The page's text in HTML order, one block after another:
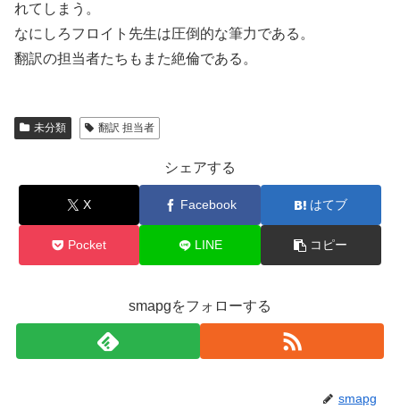
れてしまう。
なにしろフロイト先生は圧倒的な筆力である。
翻訳の担当者たちもまた絶倫である。
未分類 翻訳 担当者
シェアする
X Facebook はてブ
Pocket LINE コピー
smapgをフォローする
smapg